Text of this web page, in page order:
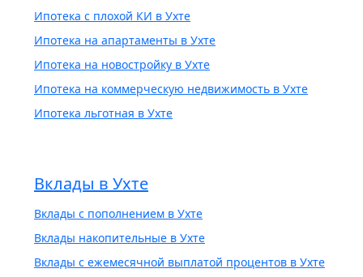
Ипотека с плохой КИ в Ухте
Ипотека на апартаменты в Ухте
Ипотека на новостройку в Ухте
Ипотека на коммерческую недвижимость в Ухте
Ипотека льготная в Ухте
Вклады в Ухте
Вклады с пополнением в Ухте
Вклады накопительные в Ухте
Вклады с ежемесячной выплатой процентов в Ухте